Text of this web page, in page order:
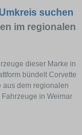
suchen
im regionalen
dieser Marke in
bündelt Corvette
aus dem regionalen
in Weimar